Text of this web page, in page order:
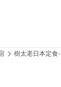
樹太老日本定食